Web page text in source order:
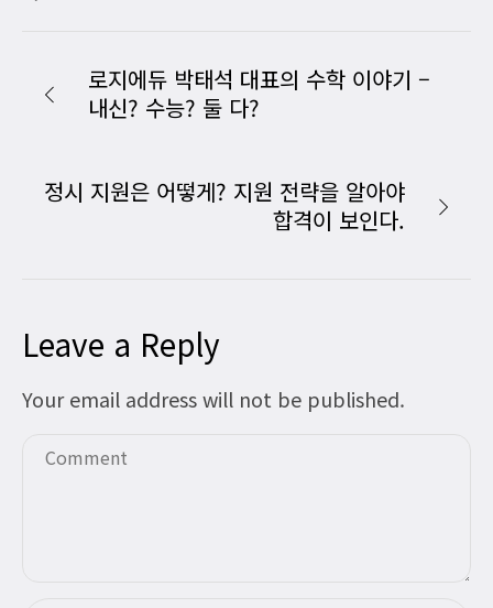
로지에듀 박태석 대표의 수학 이야기 –
내신? 수능? 둘 다?
정시 지원은 어떻게? 지원 전략을 알아야
합격이 보인다.
Leave a Reply
Your email address will not be published.